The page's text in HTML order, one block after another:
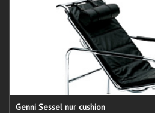
Genni Sessel nur cushion